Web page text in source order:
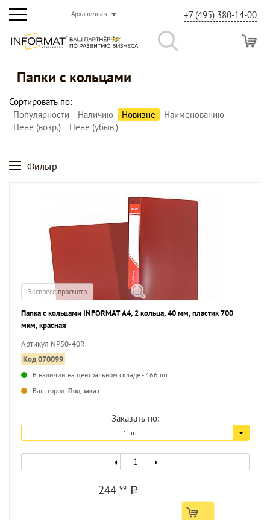
Архангельск +7 (495) 380-14-00
Папки с кольцами
Сортировать по:
Популярности
Наличию Новизне
Наименованию
Цене (возр.)
Цене (убыв.)
Фильтр
Экспресс-просмотр
Папка с кольцами INFORMAT А4, 2 кольца, 40 мм, пластик 700
мкм, красная
Артикул NP50-40R
Код 070099
В наличии на центральном складе - 466 шт.
Ваш город: Под заказ
Заказать по:
1 шт.
24499 a